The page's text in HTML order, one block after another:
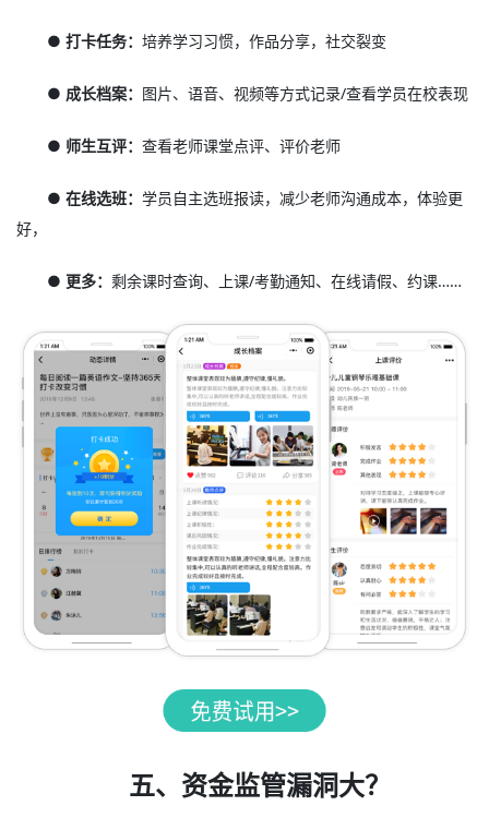
● 打卡任务：培养学习习惯，作品分享，社交裂变
● 成长档案： 图片、语音、视频等方式记录/查看学员在校表现
● 师生互评：查看老师课堂点评、评价老师
● 在线选班：学员自主选班报读，减少老师沟通成本，体验更
好，
● 更多：剩余课时查询、上课/考勤通知、在线请假、约课……
五、资金监管漏洞大？